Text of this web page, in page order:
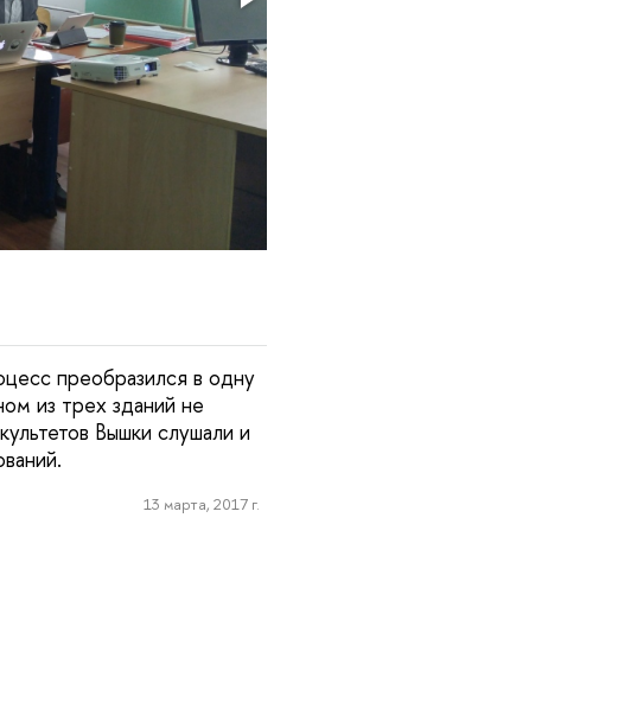
преобразился в одну
из трех зданий не
Вышки слушали и
13 марта, 2017 г.